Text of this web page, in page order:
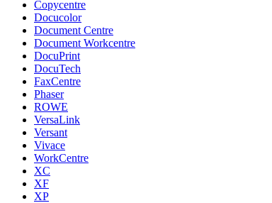
Copycentre
Docucolor
Document Centre
Document Workcentre
DocuPrint
DocuTech
FaxCentre
Phaser
ROWE
VersaLink
Versant
Vivace
WorkCentre
XC
XF
XP